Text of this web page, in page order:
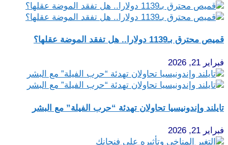
قميص محترق بـ1139 دولارا.. هل تفقد الموضة عقلها؟
فبراير 21, 2026
تايلند وإندونيسيا تحاولان تهدئة “حرب الفيلة” مع البشر
فبراير 21, 2026